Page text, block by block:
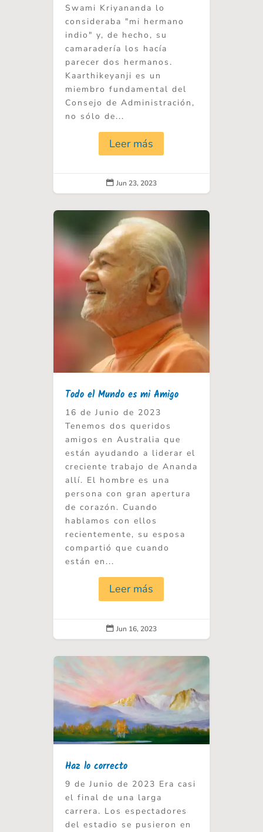
Swami Kriyananda lo
consideraba "mi hermano
indio" y, de hecho, su
camaradería los hacía
parecer dos hermanos.
Kaarthikeyanji es un
miembro fundamental del
Consejo de Administración,
no sólo de...
Leer más
 Jun 23, 2023
Todo el Mundo es mi Amigo
16 de Junio de 2023
Tenemos dos queridos
amigos en Australia que
están ayudando a liderar el
creciente trabajo de Ananda
allí. El hombre es una
persona con gran apertura
de corazón. Cuando
hablamos con ellos
recientemente, su esposa
compartió que cuando
están en...
Leer más
 Jun 16, 2023
Haz lo correcto
9 de Junio de 2023 Era casi
el final de una larga
carrera. Los espectadores
del estadio se pusieron en